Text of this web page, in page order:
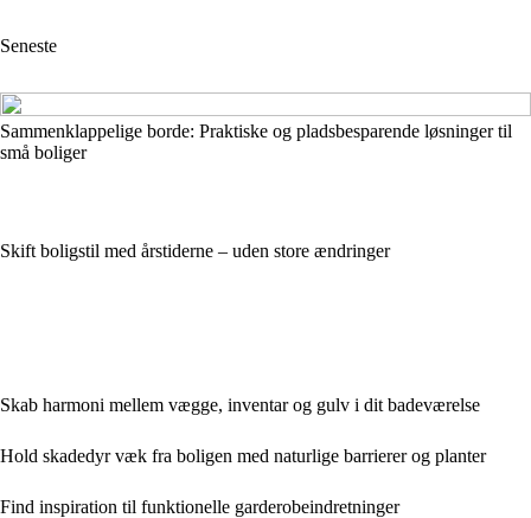
Seneste
Sammenklappelige borde: Praktiske og pladsbesparende løsninger til
små boliger
Skift boligstil med årstiderne – uden store ændringer
Skab harmoni mellem vægge, inventar og gulv i dit badeværelse
Hold skadedyr væk fra boligen med naturlige barrierer og planter
Find inspiration til funktionelle garderobeindretninger